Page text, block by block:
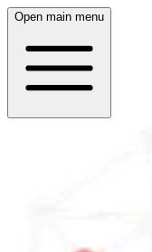
Open main menu